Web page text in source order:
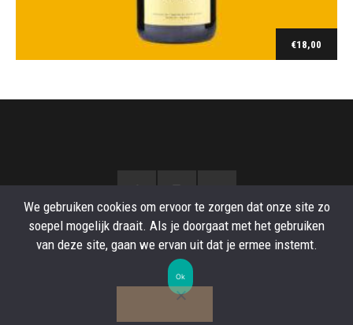
€18,00
© be GAUTHIER - all right reserved.Conditions Générales de ventes
confidentialite
We gebruiken cookies om ervoor te zorgen dat onze site zo
soepel mogelijk draait. Als je doorgaat met het gebruiken
van deze site, gaan we ervan uit dat je ermee instemt.
Ok